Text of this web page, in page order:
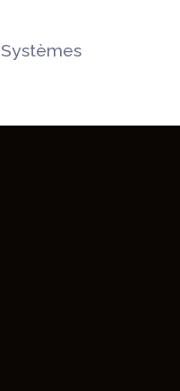
Systèmes